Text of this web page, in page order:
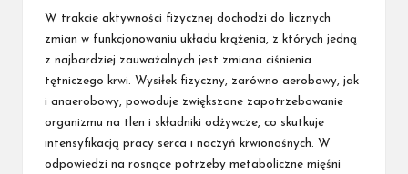
W trakcie aktywności fizycznej dochodzi do licznych
zmian w funkcjonowaniu układu krążenia, z których jedną
z najbardziej zauważalnych jest zmiana ciśnienia
tętniczego krwi. Wysiłek fizyczny, zarówno aerobowy, jak
i anaerobowy, powoduje zwiększone zapotrzebowanie
organizmu na tlen i składniki odżywcze, co skutkuje
intensyfikacją pracy serca i naczyń krwionośnych. W
odpowiedzi na rosnące potrzeby metaboliczne mięśni